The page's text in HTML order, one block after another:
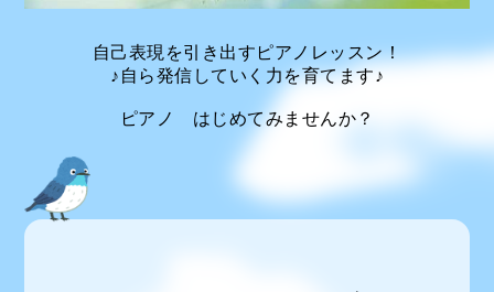
自己表現を引き出すピアノレッスン！
♪自ら発信していく力を育てます♪
ピアノ はじめてみませんか？